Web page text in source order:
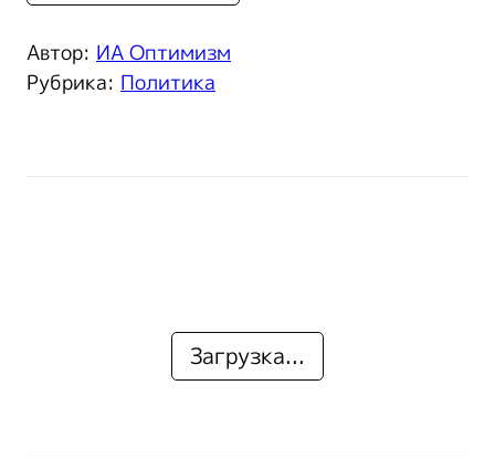
Автор: ИА Оптимизм
Рубрика: Политика
Загрузка...